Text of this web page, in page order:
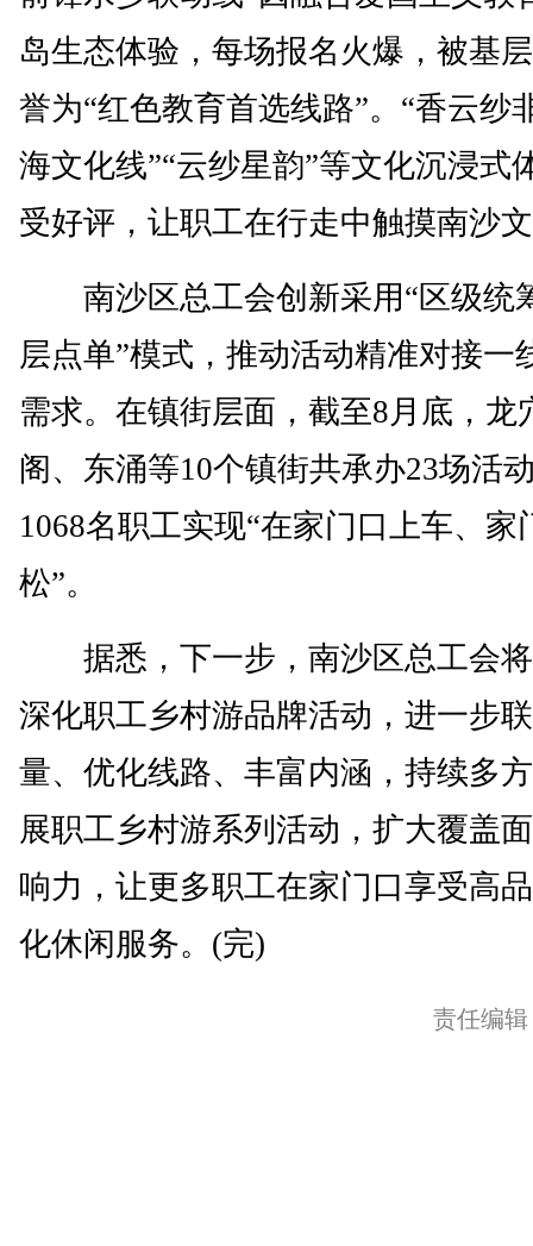
岛生态体验，每场报名火爆，被基
誉为“红色教育首选线路”。“香云纱
海文化线”“云纱星韵”等文化沉浸式
受好评，让职工在行走中触摸南沙
南沙区总工会创新采用“区级统
层点单”模式，推动活动精准对接一
需求。在镇街层面，截至8月底，龙
阁、东涌等10个镇街共承办23场活
1068名职工实现“在家门口上车、家
松”。
据悉，下一步，南沙区总工会
深化职工乡村游品牌活动，进一步
量、优化线路、丰富内涵，持续多
展职工乡村游系列活动，扩大覆盖
响力，让更多职工在家门口享受高
化休闲服务。(完)
责任编